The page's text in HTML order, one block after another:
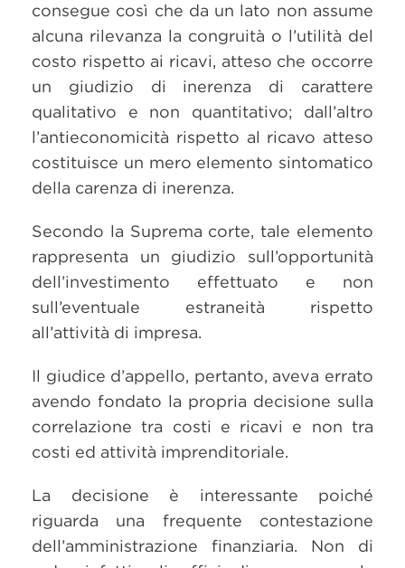
consegue così che da un lato non assume
alcuna rilevanza la congruità o l’utilità del
costo rispetto ai ricavi, atteso che occorre
un giudizio di inerenza di carattere
qualitativo e non quantitativo; dall’altro
l’antieconomicità rispetto al ricavo atteso
costituisce un mero elemento sintomatico
della carenza di inerenza.
Secondo la Suprema corte, tale elemento
rappresenta un giudizio sull’opportunità
dell’investimento effettuato e non
sull’eventuale estraneità rispetto
all’attività di impresa.
Il giudice d’appello, pertanto, aveva errato
avendo fondato la propria decisione sulla
correlazione tra costi e ricavi e non tra
costi ed attività imprenditoriale.
La decisione è interessante poiché
riguarda una frequente contestazione
dell’amministrazione finanziaria. Non di